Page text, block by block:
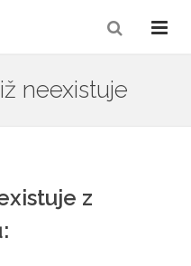
neexistuje
z